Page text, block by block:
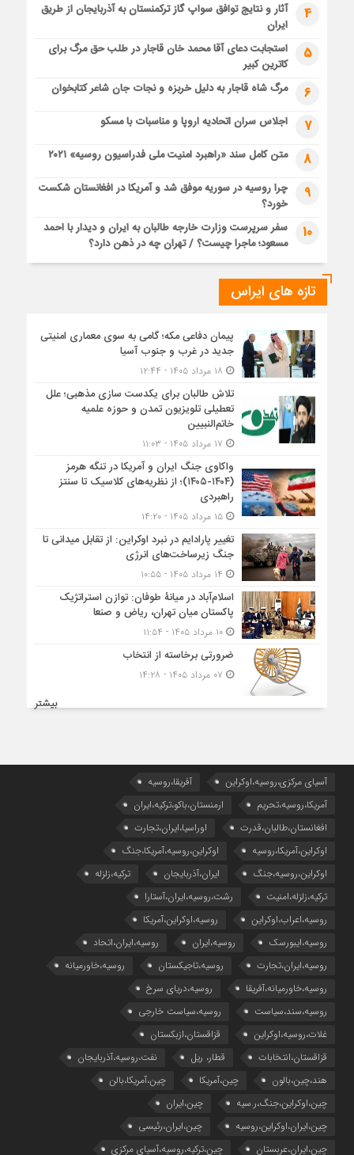
4
آثار و نتایج توافق سواپ گاز ترکمنستان به آذربایجان از طریق
ایران
5
استجابت دعای آقا محمد خان قاجار در طلب حق مرگ برای
کاترین کبیر
6 مرگ شاه قاجار به دلیل خربزه و نجات جان شاعر کتابخوان
7 اجلاس سران اتحادیه اروپا و مناسبات با مسکو
8 متن کامل سند «راهبرد امنیت ملی فدراسیون روسیه» ۲۰۲۱
9
چرا روسیه در سوریه موفق شد و آمریکا در افغانستان شکست
خورد؟
10
سفر سرپرست وزارت خارجه طالبان به ایران و دیدار با احمد
مسعود؛ ماجرا چیست؟ / تهران چه در ذهن دارد؟
تازه های ایراس
پیمان دفاعی مکه؛ گامی به سوی معماری امنیتی
جدید در غرب و جنوب آسیا
تلاش طالبان برای یکدست سازی مذهبی؛ علل
تعطیلی تلویزیون تمدن و حوزه علمیه
خاتم‌النبیین
واکاوی جنگ ایران و آمریکا در تنگه هرمز
(۱۴۰۴-۱۴۰۵)؛ از نظریه‌های کلاسیک تا سنتز
راهبردی
۱۵ مرداد ۱۴۰۵ - ۱۴:۲۰
تغییر پارادایم در نبرد اوکراین: از تقابل میدانی تا
جنگ زیرساخت‌های انرژی
اسلام‌آباد در میانۀ طوفان: توازن استراتژیک
پاکستان میان تهران، ریاض و صنعا
۱۰ مرداد ۱۴۰۵ - ۱۱:۵۴
ضرورتی برخاسته از انتخاب
بیشتر
آسیای مرکزی،روسیه،اوکراین
آفریقا،روسیه
آمریکا،روسیه،تحریم
ارمنستان،باکو،ترکیه،ایران
افغانستان،طالبان،قدرت
اوراسیا،ایران،تجارت
اوکراین،آمریکا،روسیه
اوکراین،روسیه،آمریکا،جنگ
اوکراین،روسیه،جنگ
ایران،آذربایجان
ترکیه،زلزله
ترکیه،زلزله،امنیت
رشت،روسیه،ایران،آستارا
روسیه،اعراب،اوکراین
روسیه،اوکراین،آمریکا
روسیه،ایبورسک
روسیه،ایران
روسیه،ایران،اتحاد
روسیه،ایران،تجارت
روسیه،تاجیکستان
روسیه،خاورمیانه
روسیه،خاورمیانه،آفریقا
روسیه،دریای سرخ
روسیه،سند،سیاست
روسیه،سیاست خارجی
غلات،روسیه،اوکراین
قزاقستان،ازبکستان
قزاقستان،انتخابات
قطار، ریل
نفت،روسیه،آذربایجان
هند،چین،بالون
چین،آمریکا
چین،آمریکا،بالن
چین،اوکراین،جنگ،ر.سیه
چین،ایران
چین،ایران،اوکراین،روسیه
چین،ایران،رئیسی
چین،ایران،عربستان
چین،ترکیه،روسیه،آسیای مرکزی